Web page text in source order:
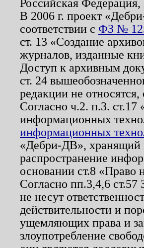
Российская
В 2006 г. проект
соответствии с ФЗ №
ст. 13 «Создание
журналов, изданные
Доступ к архивным
ст. 24
редакции не
Согласно ч.2. п.3.
информационных
информационных
«Дебри-ДВ», хранящий
распространение
основании ст.8
Согласно пп.3,4,6
не несут
действительности и
ущемляющих права и
злоупотребление